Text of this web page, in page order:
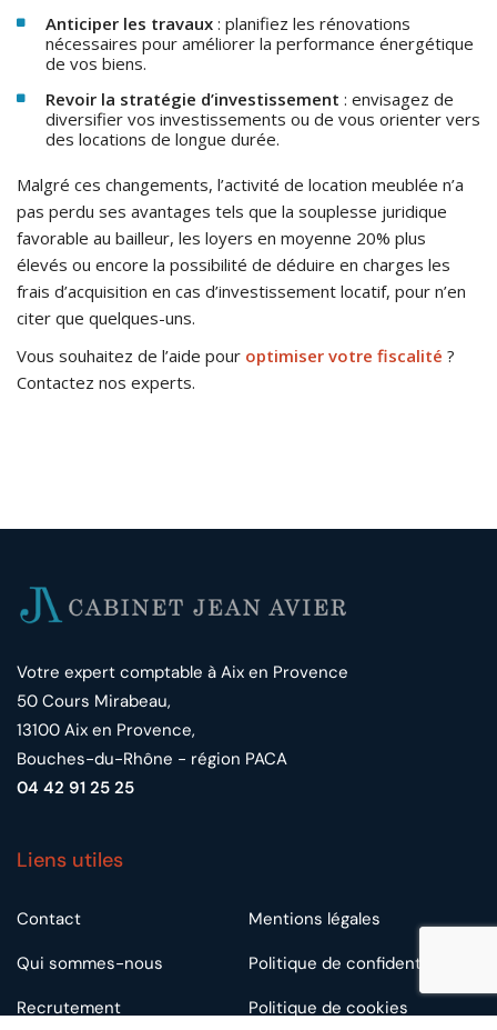
Anticiper les travaux : planifiez les rénovations
nécessaires pour améliorer la performance énergétique
de vos biens.​
Revoir la stratégie d’investissement : envisagez de
diversifier vos investissements ou de vous orienter vers
des locations de longue durée.​
Malgré ces changements, l’activité de location meublée n’a
pas perdu ses avantages tels que la souplesse juridique
favorable au bailleur, les loyers en moyenne 20% plus
élevés ou encore la possibilité de déduire en charges les
frais d’acquisition en cas d’investissement locatif, pour n’en
citer que quelques-uns.
Vous souhaitez de l’aide pour optimiser votre fiscalité ?
Contactez nos experts.
Votre expert comptable à Aix en Provence
50 Cours Mirabeau,
13100 Aix en Provence,
Bouches-du-Rhône - région PACA
04 42 91 25 25
Liens utiles
Contact
Mentions légales
Qui sommes-nous
Politique de confidentialité
Recrutement
Politique de cookies